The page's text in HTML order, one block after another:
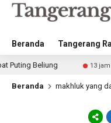
Beranda Tangerang
Beliung 13 jam lalu
Beranda makhluk yang